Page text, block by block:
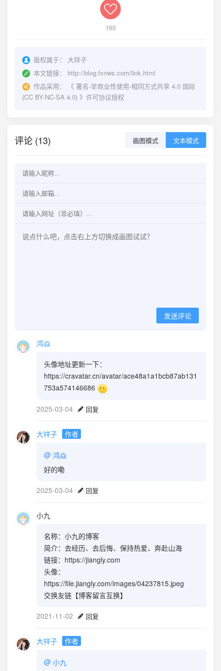
160
版权属于：
大祥子
本文链接：
http://blog.fxnws.com/link.html
作品采用：
《 署名-非商业性使用-相同方式共享 4.0 国际
(CC BY-NC-SA 4.0) 》许可协议授权
评论 (13) 画图模式 文本模式
发送评论
鸿焱
头像地址更新一下：
https://cravatar.cn/avatar/ace48a1a1bcb87ab131
753a574146686
2025-03-04 回复
大祥子 作者
@ 鸿焱
好的嘞
2025-03-04 回复
小九
名称：小九的博客
简介：去经历、去后悔、保持热爱、奔赴山海
链接：https://jiangly.com
头像：
https://file.jiangly.com/images/04237815.jpeg
交换友链【博客留言互换】
2021-11-02 回复
大祥子 作者
@ 小九